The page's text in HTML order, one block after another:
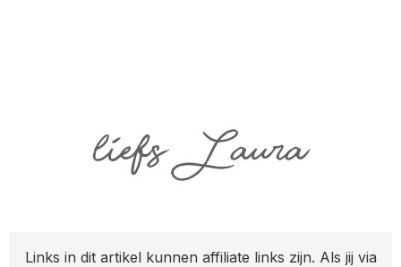
Links in dit artikel kunnen affiliate links zijn. Als jij via